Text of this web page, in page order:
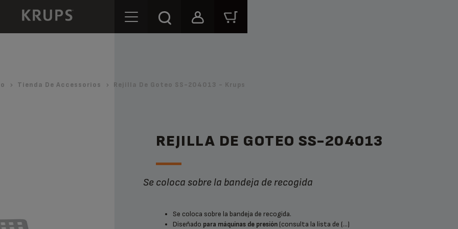
Tienda De Accessorios Rejilla De Goteo SS-204013 - Krups
REJILLA DE GOTEO SS-204013
Se coloca sobre la bandeja de recogida
Se coloca sobre la bandeja de recogida.
Diseñado para máquinas de presión(consulta la lista de (...)